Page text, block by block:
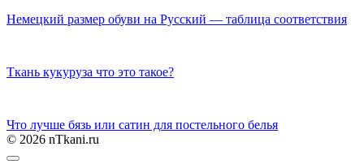
Немецкий размер обуви на Русский — таблица соответствия
Ткань кукуруза что это такое?
Что лучше бязь или сатин для постельного белья
© 2026 nTkani.ru